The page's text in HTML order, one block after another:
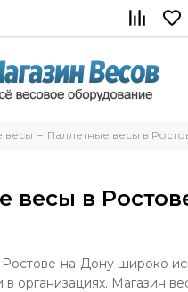
весы Паллетные весы в
весы в
на-Дону широко
организациях. Магазин